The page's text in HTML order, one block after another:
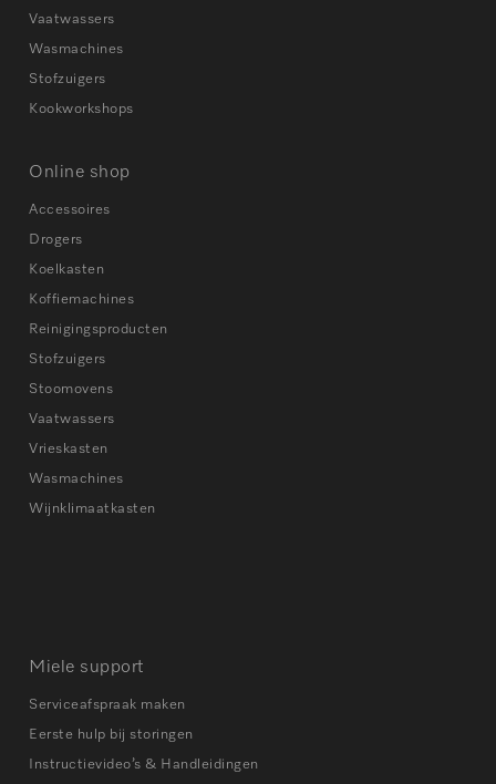
Vaatwassers
Wasmachines
Stofzuigers
Kookworkshops
Online shop
Accessoires
Drogers
Koelkasten
Koffiemachines
Reinigingsproducten
Stofzuigers
Stoomovens
Vaatwassers
Vrieskasten
Wasmachines
Wijnklimaatkasten
Miele support
Serviceafspraak maken
Eerste hulp bij storingen
Instructievideo’s & Handleidingen